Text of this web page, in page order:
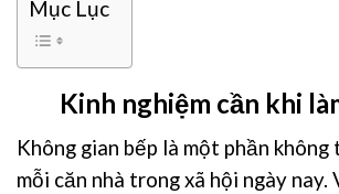
Mục Lục
Kinh nghiệm cần khi
Không gian bếp là một phần
mỗi căn nhà trong xã hội ngày nay.